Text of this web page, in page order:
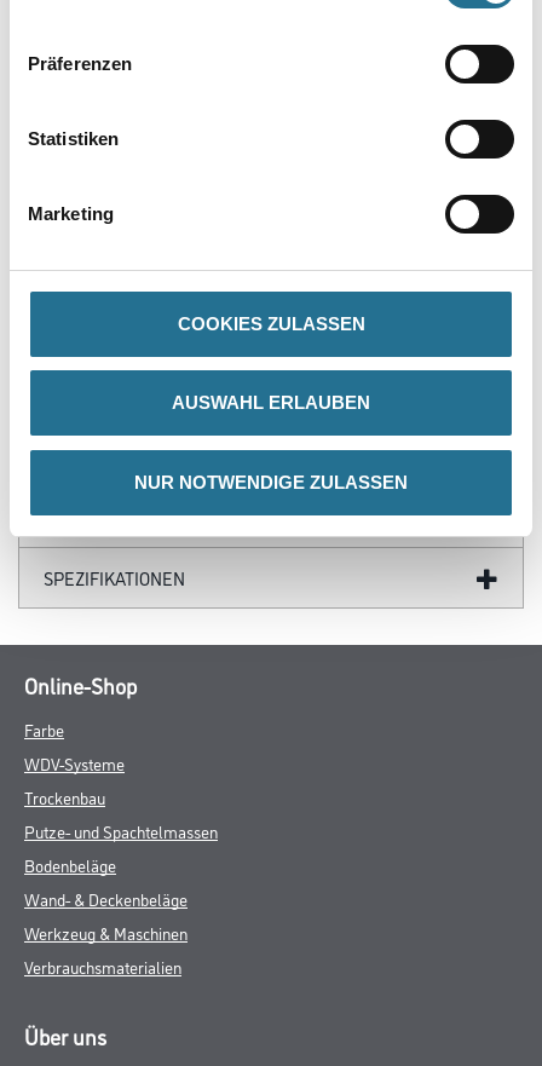
Präferenzen
Statistiken
Marketing
COOKIES ZULASSEN
AUSWAHL ERLAUBEN
NUR NOTWENDIGE ZULASSEN
- Ideal zum Schleifen weicher und harter Holzarten
von Füllern und Grundierungen
GEFAHRENHINWEISE
DATENBLÄTTER
SPEZIFIKATIONEN
Online-Shop
Farbe
WDV-Systeme
Trockenbau
Putze- und Spachtelmassen
Bodenbeläge
Wand- & Deckenbeläge
Werkzeug & Maschinen
Verbrauchsmaterialien
Über uns